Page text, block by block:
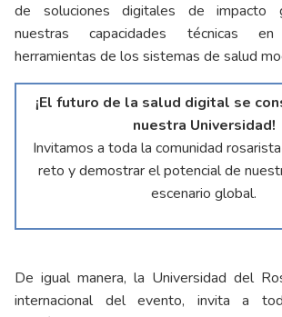
de soluciones digitales de impacto
nuestras capacidades técnicas
herramientas de los sistemas de salud
¡El futuro de la salud digital se
nuestra Universidad!
Invitamos a toda la comunidad
reto y demostrar el potencial de
escenario global.
De igual manera, la Universidad del
internacional del evento, invita a